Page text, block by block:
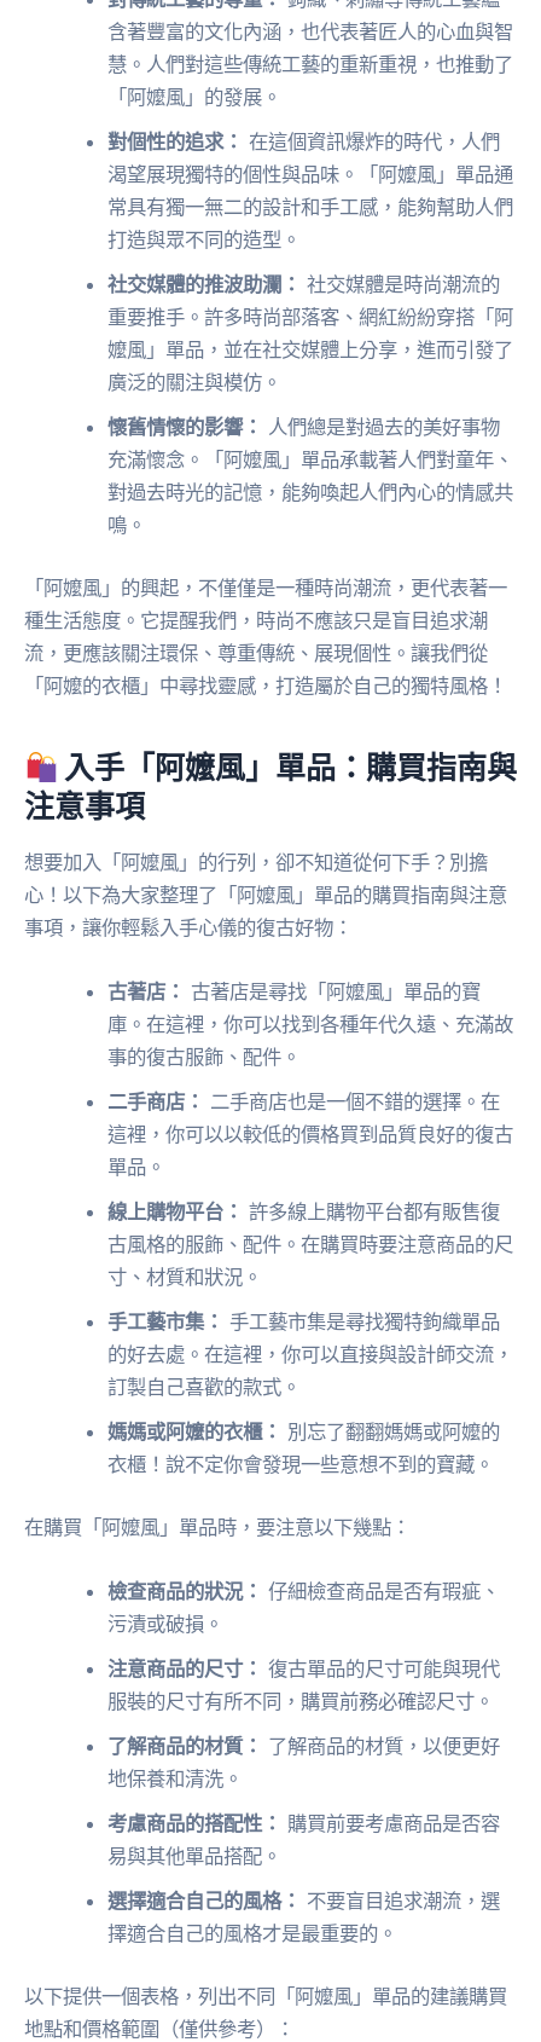
含著豐富的文化內涵，也代表著匠人的心血與智
慧。人們對這些傳統工藝的重新重視，也推動了
「阿嬤風」的發展。
對個性的追求： 在這個資訊爆炸的時代，人們
渴望展現獨特的個性與品味。「阿嬤風」單品通
常具有獨一無二的設計和手工感，能夠幫助人們
打造與眾不同的造型。
社交媒體的推波助瀾： 社交媒體是時尚潮流的
重要推手。許多時尚部落客、網紅紛紛穿搭「阿
嬤風」單品，並在社交媒體上分享，進而引發了
廣泛的關注與模仿。
懷舊情懷的影響： 人們總是對過去的美好事物
充滿懷念。「阿嬤風」單品承載著人們對童年、
對過去時光的記憶，能夠喚起人們內心的情感共
鳴。
「阿嬤風」的興起，不僅僅是一種時尚潮流，更代表著一
種生活態度。它提醒我們，時尚不應該只是盲目追求潮
流，更應該關注環保、尊重傳統、展現個性。讓我們從
「阿嬤的衣櫃」中尋找靈感，打造屬於自己的獨特風格！
入手「阿嬤風」單品：購買指南與
注意事項
想要加入「阿嬤風」的行列，卻不知道從何下手？別擔
心！以下為大家整理了「阿嬤風」單品的購買指南與注意
事項，讓你輕鬆入手心儀的復古好物：
古著店： 古著店是尋找「阿嬤風」單品的寶
庫。在這裡，你可以找到各種年代久遠、充滿故
事的復古服飾、配件。
二手商店： 二手商店也是一個不錯的選擇。在
這裡，你可以以較低的價格買到品質良好的復古
單品。
線上購物平台： 許多線上購物平台都有販售復
古風格的服飾、配件。在購買時要注意商品的尺
寸、材質和狀況。
手工藝市集： 手工藝市集是尋找獨特鉤織單品
的好去處。在這裡，你可以直接與設計師交流，
訂製自己喜歡的款式。
媽媽或阿嬤的衣櫃： 別忘了翻翻媽媽或阿嬤的
衣櫃！說不定你會發現一些意想不到的寶藏。
在購買「阿嬤風」單品時，要注意以下幾點：
檢查商品的狀況： 仔細檢查商品是否有瑕疵、
污漬或破損。
注意商品的尺寸： 復古單品的尺寸可能與現代
服裝的尺寸有所不同，購買前務必確認尺寸。
了解商品的材質： 了解商品的材質，以便更好
地保養和清洗。
考慮商品的搭配性： 購買前要考慮商品是否容
易與其他單品搭配。
選擇適合自己的風格： 不要盲目追求潮流，選
擇適合自己的風格才是最重要的。
以下提供一個表格，列出不同「阿嬤風」單品的建議購買
地點和價格範圍（僅供參考）：